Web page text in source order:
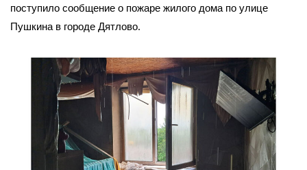
поступило сообщение о пожаре жилого дома по улице
Пушкина в городе Дятлово.